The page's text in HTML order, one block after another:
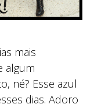
mais
algum
né? Esse azul
dias. Adoro